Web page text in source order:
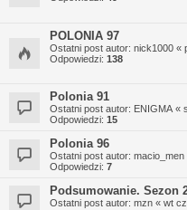
POLONIA 97
Ostatni post autor: nick1000 «
Odpowiedzi: 138
Polonia 91
Ostatni post autor: ENIGMA «
Odpowiedzi: 15
Polonia 96
Ostatni post autor: macio_men
Odpowiedzi: 7
Podsumowanie. Sezon
Ostatni post autor: mzn « wt